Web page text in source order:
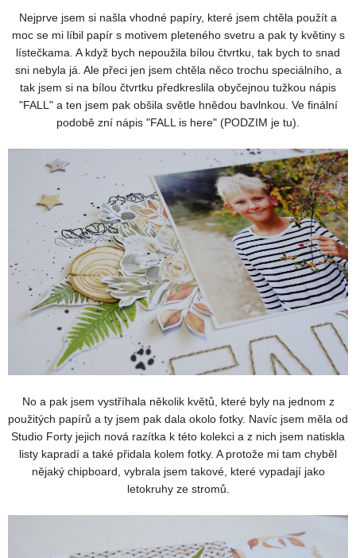
Nejprve jsem si našla vhodné papíry, které jsem chtěla použít a
moc se mi líbil papír s motivem pleteného svetru a pak ty květiny s
lístečkama. A když bych nepoužila bílou čtvrtku, tak bych to snad
sni nebyla já. Ale přeci jen jsem chtěla něco trochu speciálního, a
tak jsem si na bílou čtvrtku předkreslila obyčejnou tužkou nápis
"FALL" a ten jsem pak obšila světle hnědou bavlnkou. Ve finální
podobě zní nápis "FALL is here" (PODZIM je tu).
No a pak jsem vystříhala několik květů, které byly na jednom z
použitých papírů a ty jsem pak dala okolo fotky. Navíc jsem měla od
Studio Forty jejich nová razítka k této kolekci a z nich jsem natiskla
listy kapradí a také přidala kolem fotky. A protože mi tam chyběl
nějaký chipboard, vybrala jsem takové, které vypadají jako
letokruhy ze stromů.